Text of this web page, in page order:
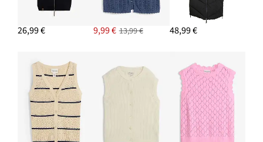
26,99 € 9,99 € 13,99 € 48,99 €